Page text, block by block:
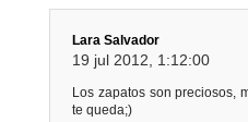
Lara Salvador
19 jul 2012, 1:12:00
Los zapatos son preciosos,
te queda;)